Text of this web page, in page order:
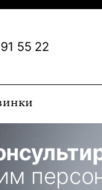
55 22